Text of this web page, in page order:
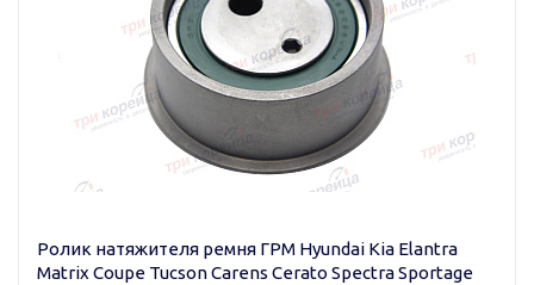
Ролик натяжителя ремня ГРМ Hyundai Kia Elantra
Matrix Coupe Tucson Carens Cerato Spectra Sportage